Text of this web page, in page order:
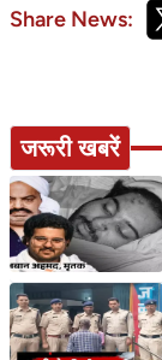
Share News:
जरूरी खबरें